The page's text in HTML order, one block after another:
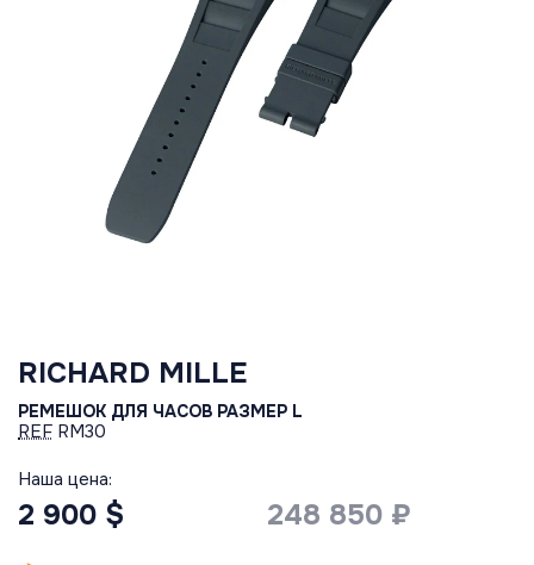
RICHARD MILLE
РЕМЕШОК ДЛЯ ЧАСОВ РАЗМЕР L
REF RM30
Наша цена:
2 900 $ 248 850 ₽